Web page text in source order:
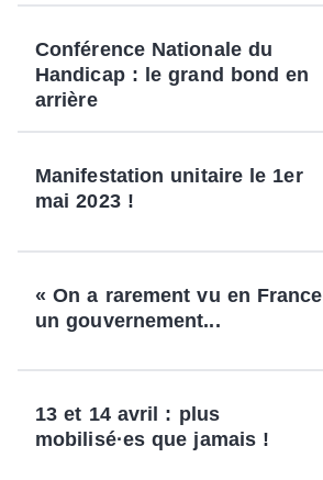
Conférence Nationale du
Handicap : le grand bond en
arrière
Manifestation unitaire le 1er
mai 2023 !
« On a rarement vu en France
un gouvernement...
13 et 14 avril : plus
mobilisé·es que jamais !